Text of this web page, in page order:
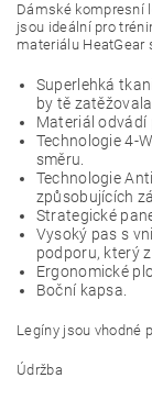
Dámské kompresní
jsou ideální pro
materiálu HeatGear
Superlehká
by tě zatěžovala.
Materiál odvádí
Technologie 4-
směru.
Technologie
způsobujících
Strategické
Vysoký pas s
podporu, který
Ergonomické
Boční kapsa.
Legíny jsou vhodné
Údržba